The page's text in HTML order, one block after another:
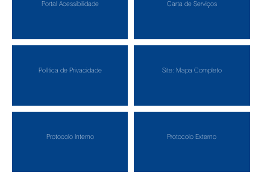
Portal Acessibilidade Carta de Serviços
Política de Privacidade Site: Mapa Completo
Protocolo Interno Protocolo Externo